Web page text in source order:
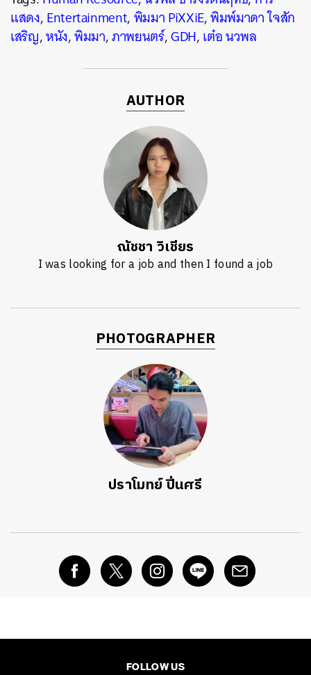
แสดง,Entertainment,พิมมา PiXXiE,พิมพ์มาดา ใจสัก
เสริญ,หนัง,พิมมา,ภาพยนตร์,GDH,เต๋อ นวพล
AUTHOR
ณัชชา วิเชียร
I was looking for a job and then I found a job
PHOTOGRAPHER
ปราโมทย์ ปิ่นศรี
FOLLOW US